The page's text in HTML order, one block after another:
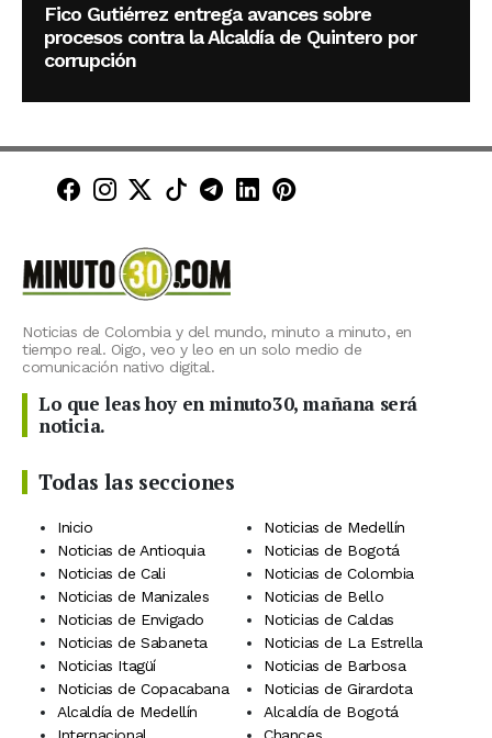
Fico Gutiérrez entrega avances sobre
procesos contra la Alcaldía de Quintero por
corrupción
Minuto30 en Facebook
Minuto30 en Instagram
Minuto30 en X (Twitter)
Minuto30 en TikTok
Canal de Minuto30 en
Minuto30 en LinkedIn
Minuto30 en
Noticias de Colombia y del mundo, minuto a minuto, en
tiempo real. Oigo, veo y leo en un solo medio de
comunicación nativo digital.
Lo que leas hoy en minuto30, mañana será
noticia.
Todas las secciones
Inicio
Noticias de Medellín
Noticias de Antioquia
Noticias de Bogotá
Noticias de Cali
Noticias de Colombia
Noticias de Manizales
Noticias de Bello
Noticias de Envigado
Noticias de Caldas
Noticias de Sabaneta
Noticias de La Estrella
Noticias Itagüí
Noticias de Barbosa
Noticias de Copacabana
Noticias de Girardota
Alcaldía de Medellín
Alcaldía de Bogotá